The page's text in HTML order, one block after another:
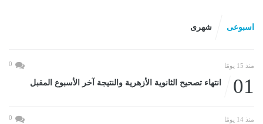
اسبوعى شهرى
منذ 15 يومًا 0
01 انتهاء تصحيح الثانوية الأزهرية والنتيجة آخر الأسبوع المقبل
منذ 14 يومًا 0